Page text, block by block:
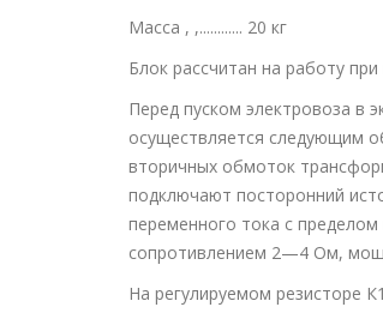
Масса , ,............ 20 кг
Блок рассчитан на работу
Перед пуском электровоза в
осуществляется следующим
вторичных обмоток
подключают посторонний
переменного тока с
сопротивлением 2—4 Ом,
На регулируемом резисторе